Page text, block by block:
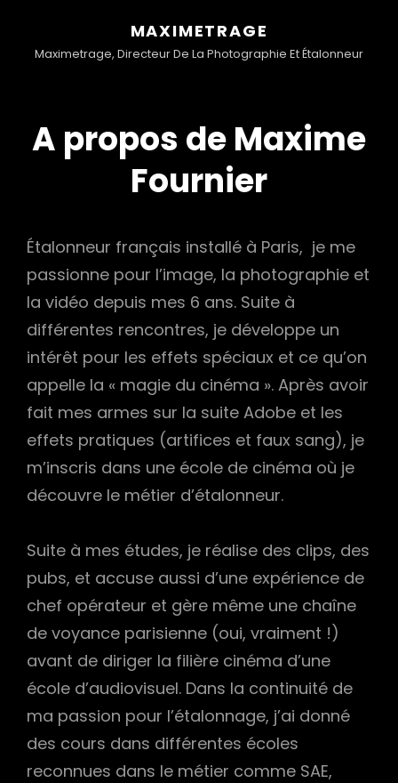
MAXIMETRAGE
Maximetrage, Directeur De La Photographie Et Étalonneur
A propos de Maxime
Fournier
Étalonneur français installé à Paris, je me
passionne pour l’image, la photographie et
la vidéo depuis mes 6 ans. Suite à
différentes rencontres, je développe un
intérêt pour les effets spéciaux et ce qu’on
appelle la « magie du cinéma ». Après avoir
fait mes armes sur la suite Adobe et les
effets pratiques (artifices et faux sang), je
m’inscris dans une école de cinéma où je
découvre le métier d’étalonneur.
Suite à mes études, je réalise des clips, des
pubs, et accuse aussi d’une expérience de
chef opérateur et gère même une chaîne
de voyance parisienne (oui, vraiment !)
avant de diriger la filière cinéma d’une
école d’audiovisuel. Dans la continuité de
ma passion pour l’étalonnage, j’ai donné
des cours dans différentes écoles
reconnues dans le métier comme SAE,